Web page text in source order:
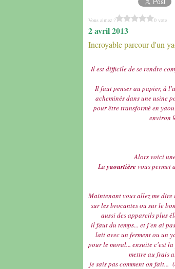
Vous aimez ? 0 vote
2 avril 2013
Incroyable parcour d'un
Il est difficile de se rendre
Il faut penser au papier, à
acheminés dans une usine
pour être transformé en
environ
Alors voici
La yaourtière vous permet
Maintenant vous allez me dire
sur les brocantes ou sur le
aussi des appareils plus
il faut du temps... et j'en ai
lait avec un ferment ou un
pour le moral... ensuite c'est
mettre au frais
je sais pas comment on fait...